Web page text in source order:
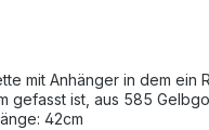
mit Anhänger in dem ein
gefasst ist, aus 585
42cm